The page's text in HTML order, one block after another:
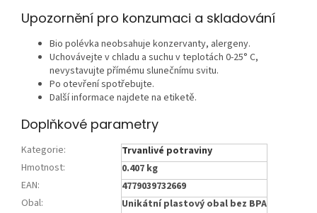
Upozornění pro konzumaci a skladování
Bio polévka neobsahuje konzervanty, alergeny.
Uchovávejte v chladu a suchu v teplotách 0-25° C,
nevystavujte přímému slunečnímu svitu.
Po otevření spotřebujte.
Další informace najdete na etiketě.
Doplňkové parametry
Kategorie:
Trvanlivé potraviny
Hmotnost:
0.407 kg
EAN:
4779039732669
Obal:
Unikátní plastový obal bez BPA